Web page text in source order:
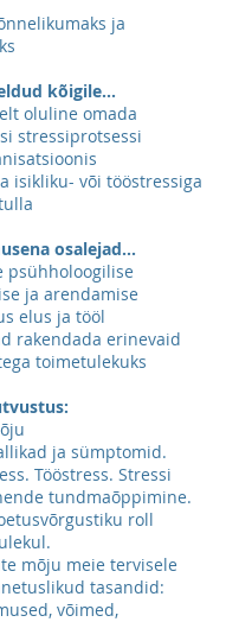
ja
kõigile...
oluline omada
stressiprotsessi
isikliku- või tööstressiga
osalejad...
psühholoogilise
ja arendamise
elus ja tööl
rakendada erinevaid
toimetulekuks
ja sümptomid.
Tööstress. Stressi
tundmaõppimine.
roll
mõju meie tervisele
tasandid:
võimed,